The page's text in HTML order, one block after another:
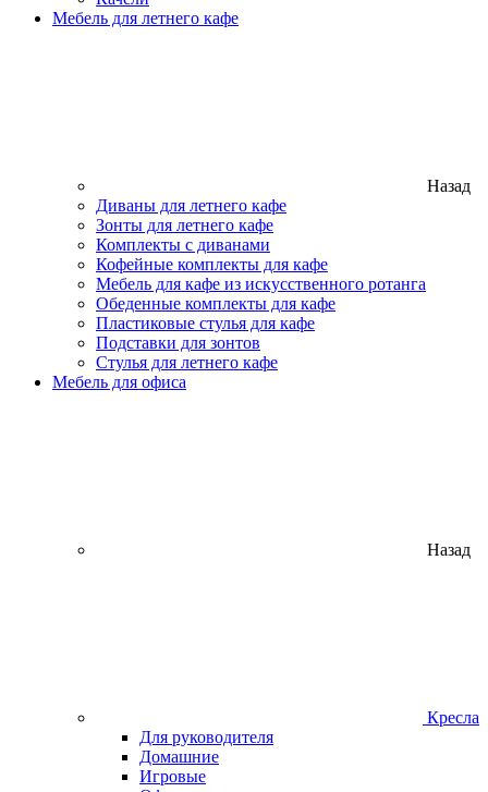
Мебель для летнего кафе
Назад
Диваны для летнего кафе
Зонты для летнего кафе
Комплекты с диванами
Кофейные комплекты для кафе
Мебель для кафе из искусственного ротанга
Обеденные комплекты для кафе
Пластиковые стулья для кафе
Подставки для зонтов
Стулья для летнего кафе
Мебель для офиса
Назад
Кресла
Для руководителя
Домашние
Игровые